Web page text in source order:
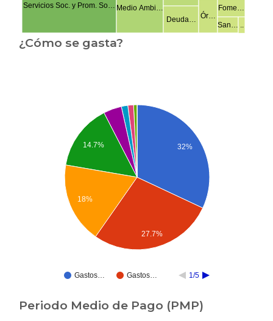
Servicios Soc. y Prom. So… Medio Ambi…
Deuda… Ór…
Fome…
San… ..
¿Cómo se gasta?
Gastos… Gastos… 1/5
32%
14.7%
18%
27.7%
Periodo Medio de Pago (PMP)